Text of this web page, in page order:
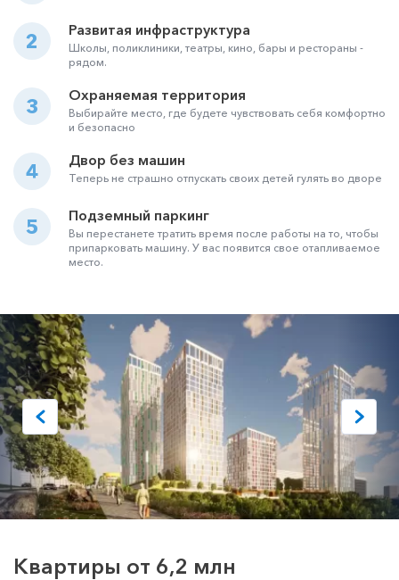
2 Развитая инфраструктура
Школы, поликлиники, театры, кино, бары и рестораны -
рядом.
3 Охраняемая территория
Выбирайте место, где будете чувствовать себя комфортно
и безопасно
4 Двор без машин
Теперь не страшно отпускать своих детей гулять во дворе
5 Подземный паркинг
Вы перестанете тратить время после работы на то, чтобы
припарковать машину. У вас появится свое отапливаемое
место.
Квартиры от 6,2 млн